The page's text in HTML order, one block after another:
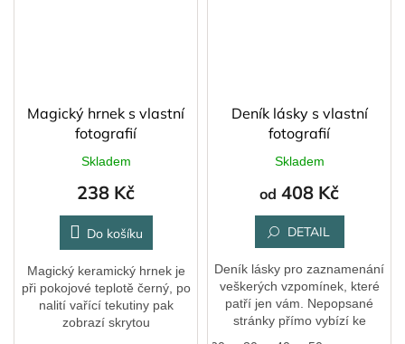
Magický hrnek s vlastní
fotografií
Skladem
238 Kč
Do košíku
Magický keramický hrnek je
při pokojové teplotě černý, po
nalití vařící tekutiny pak
zobrazí skrytou
Deník lásky s vlastní
fotografií
Skladem
od 408 Kč
DETAIL
Deník lásky pro zaznamenání
veškerých vzpomínek, které
patří jen vám. Nepopsané
stránky přímo vybízí ke